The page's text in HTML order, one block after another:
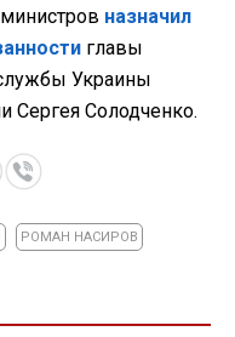
назначил
главы
Украины
Сергея Солодченко.
РОМАН НАСИРОВ